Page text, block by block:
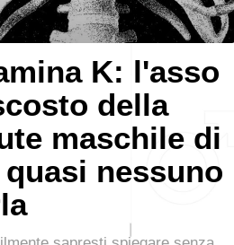
K: l'asso
della
maschile di
nessuno